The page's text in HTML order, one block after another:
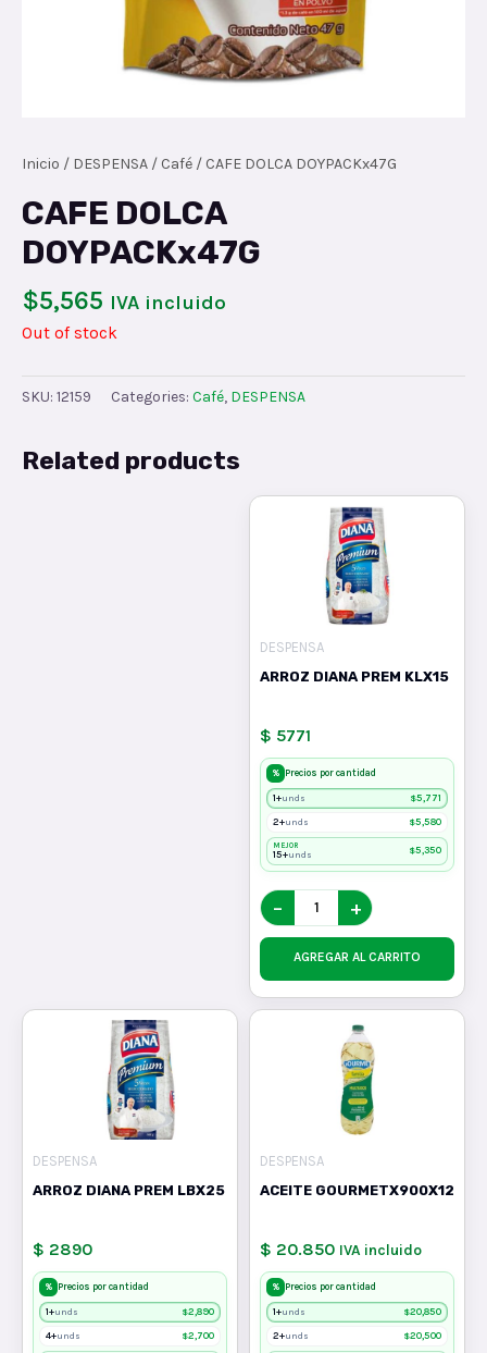
Inicio / DESPENSA / Café / CAFE DOLCA DOYPACKx47G
CAFE DOLCA
DOYPACKx47G
$5,565 IVA incluido
Out of stock
SKU: 12159 Categories: Café, DESPENSA
Related products
DESPENSA
ARROZ DIANA PREM KLX15
$ 5771
% Precios por cantidad
1+unds $5,771
2+unds $5,580
MEJOR
15+unds $5,350
− +
AGREGAR AL CARRITO
DESPENSA
ARROZ DIANA PREM LBX25
$ 2890
% Precios por cantidad
1+unds $2,890
4+unds $2,700
DESPENSA
ACEITE GOURMETX900X12
$ 20.850 IVA incluido
% Precios por cantidad
1+unds $20,850
2+unds $20,500